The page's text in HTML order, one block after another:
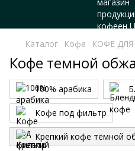
Каталог Кофе КОФЕ
Кофе темной
100% арабика
Кофе под фильтр
Крепкий кофе тёмной